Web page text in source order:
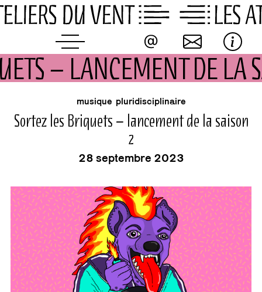
Skip
to
– LANCEMENT DE LA
buvette
événement
musique pluridisciplinaire
Sortez les Briquets – lancement de la saison
2
28 septembre 2023